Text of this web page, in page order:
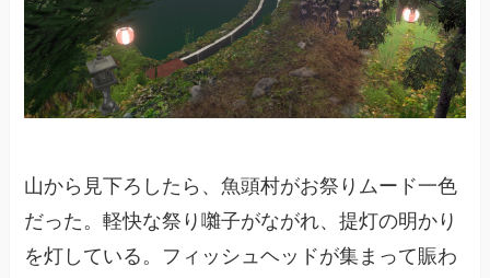
山から見下ろしたら、魚頭村がお祭りムード一色
だった。軽快な祭り囃子がながれ、提灯の明かり
を灯している。フィッシュヘッドが集まって賑わ